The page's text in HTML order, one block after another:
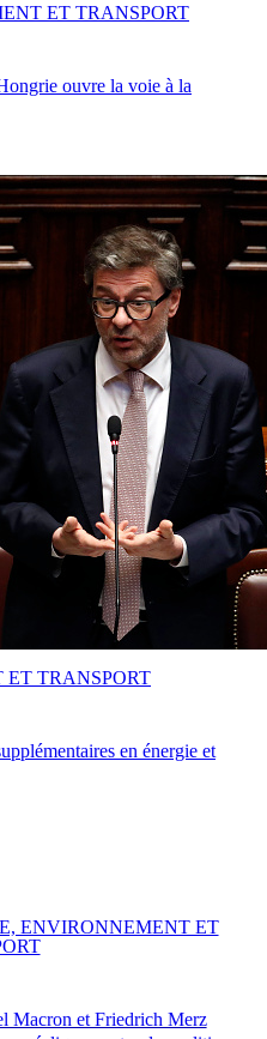
ouvre la voie à la
ET TRANSPORT
en énergie et
TRANSPORT
Macron et Friedrich Merz
ENVIRONNEMENT ET